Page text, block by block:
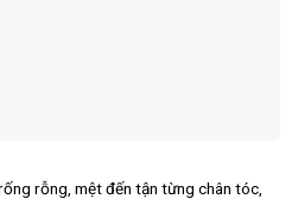
rỗng, mệt đến tận từng chân tóc,